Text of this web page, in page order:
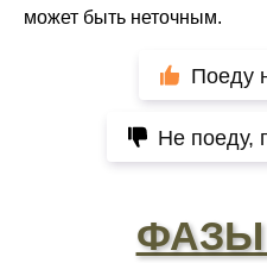
может быть неточным.
Поеду
Не поеду,